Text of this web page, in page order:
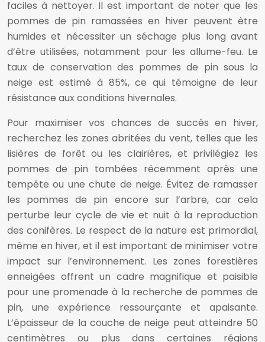
faciles à nettoyer. Il est important de noter que les
pommes de pin ramassées en hiver peuvent être
humides et nécessiter un séchage plus long avant
d’être utilisées, notamment pour les allume-feu. Le
taux de conservation des pommes de pin sous la
neige est estimé à 85%, ce qui témoigne de leur
résistance aux conditions hivernales.
Pour maximiser vos chances de succès en hiver,
recherchez les zones abritées du vent, telles que les
lisières de forêt ou les clairières, et privilégiez les
pommes de pin tombées récemment après une
tempête ou une chute de neige. Évitez de ramasser
les pommes de pin encore sur l’arbre, car cela
perturbe leur cycle de vie et nuit à la reproduction
des conifères. Le respect de la nature est primordial,
même en hiver, et il est important de minimiser votre
impact sur l’environnement. Les zones forestières
enneigées offrent un cadre magnifique et paisible
pour une promenade à la recherche de pommes de
pin, une expérience ressourçante et apaisante.
L’épaisseur de la couche de neige peut atteindre 50
centimètres ou plus dans certaines régions